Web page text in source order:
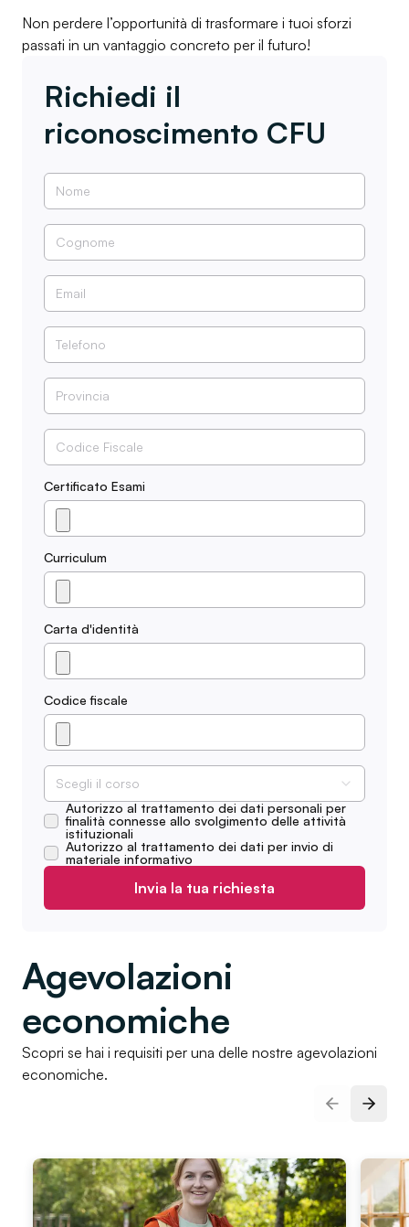
Non perdere l’opportunità di trasformare i tuoi sforzi
passati in un vantaggio concreto per il futuro!
Richiedi il
riconoscimento CFU
Certificato Esami
Curriculum
Carta d'identità
Codice fiscale
Scegli il corso
Autorizzo al trattamento dei dati personali per
finalità connesse allo svolgimento delle attività
istituzionali
Autorizzo al trattamento dei dati per invio di
materiale informativo
Invia la tua richiesta
Agevolazioni
economiche
Scopri se hai i requisiti per una delle nostre agevolazioni
economiche.
Slide